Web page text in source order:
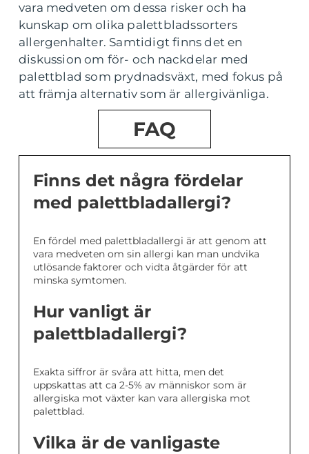
vara medveten om dessa risker och ha
kunskap om olika palettbladssorters
allergenhalter. Samtidigt finns det en
diskussion om för- och nackdelar med
palettblad som prydnadsväxt, med fokus på
att främja alternativ som är allergivänliga.
FAQ
Finns det några fördelar
med palettbladallergi?
En fördel med palettbladallergi är att genom att
vara medveten om sin allergi kan man undvika
utlösande faktorer och vidta åtgärder för att
minska symtomen.
Hur vanligt är
palettbladallergi?
Exakta siffror är svåra att hitta, men det
uppskattas att ca 2-5% av människor som är
allergiska mot växter kan vara allergiska mot
palettblad.
Vilka är de vanligaste